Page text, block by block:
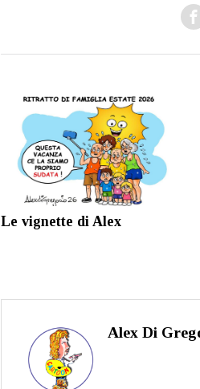
Le vignette di Alex
Alex Di